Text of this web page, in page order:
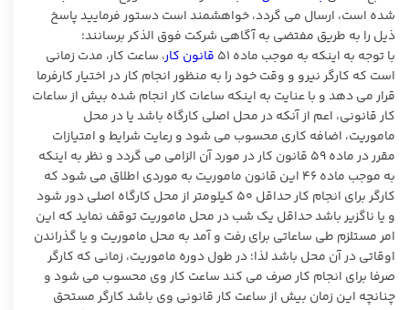
شده است، ارسال می گردد، خواهشمند است دستور فرمایید پاسخ
ذیل را به طریق مفتضی به آگاهی شرکت فوق الذکر برسانند؛
با توجه به اینکه به موجب ماده ۵۱
قانون کار، ساعت کار، مدت زمانی
است که کارگر نیرو و وقت خود را به منظور انجام کار در اختیار کارفرما
قرار می دهد و با عنایت به اینکه ساعات کار انجام شده بیش از ساعات
کار قانونی، اعم از آنکه در محل اصلی کارگاه باشد یا در محل
ماموریت، اضافه کاری محسوب می شود و رعایت شرایط و امتیازات
مقرر در ماده ۵۹ قانون کار در مورد آن الزامی می گردد و نظر به اینکه
به موجب ماده ۴۶ این قانون ماموریت به موردی اطلاق می شود که
کارگر برای انجام کار حداقل ۵۰ کیلومتر از محل کارگاه اصلی دور شود
و یا ناگزیر باشد حداقل یک شب در محل ماموریت توقف نماید که این
امر مستلزم طی ساعاتی برای رفت و آمد به محل ماموریت و یا گذراندن
اوقاتی در آن محل باشد لذا؛ در طول دوره ماموریت، زمانی که کارگر
صرفا برای انجام کار صرف می کند ساعت کار وی محسوب می شود و
چنانچه این زمان بیش از ساعت کار قانونی وی باشد کارگر مستحق